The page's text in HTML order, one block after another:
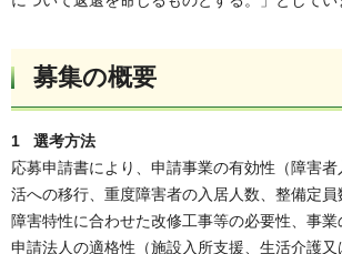
募集の概要
1 選考方法
応募申請書により、申請事業の有効性（障害
活への移行、重度障害者の入居人数、整備定
障害特性に合わせた改修工事等の必要性、事業
申請法人の適格性（施設入所支援、生活介護